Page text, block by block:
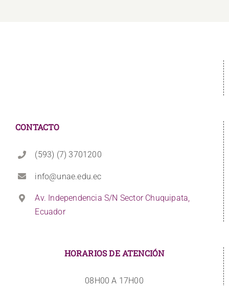
CONTACTO
(593) (7) 3701200
info@unae.edu.ec
Av. Independencia S/N Sector Chuquipata,
Ecuador
HORARIOS DE ATENCIÓN
08H00 A 17H00